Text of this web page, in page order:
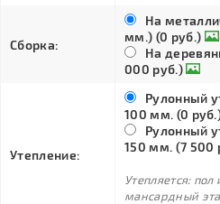
Сборка:
На
мм.) (0 руб.)
На
000 руб.)
Утепление:
Рулонный
100 мм. (0
Рулонный
150 мм. (7 500
Утепляется: пол
мансардный